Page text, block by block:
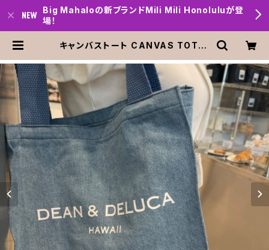
Big Mahaloの新ブランドMili Mili Honoluluが登
場！
キャンバストート CANVAS TOTE・
カ ハワイ リッツカールトン限定 | Bi
g mahalo Honolulu